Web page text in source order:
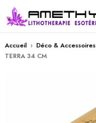
Accueil › Déco & Accessoires
TERRA 34 CM